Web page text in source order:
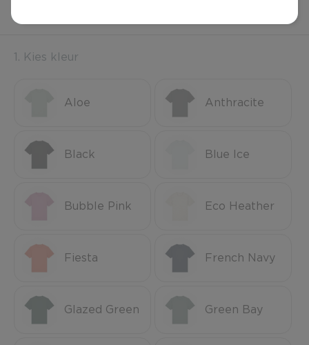
1. Kies kleur
Aloe Anthracite
Black Blue Ice
Bubble Pink Eco Heather
Fiesta French Navy
Glazed Green Green Bay